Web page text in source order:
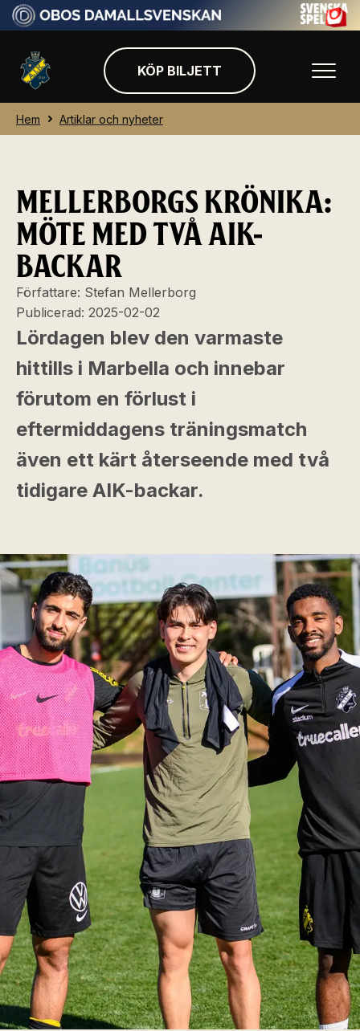
KÖP BILJETT
Hem Artiklar och nyheter
MELLERBORGS KRÖNIKA:
MÖTE MED TVÅ AIK-
BACKAR
Författare: Stefan Mellerborg
Publicerad: 2025-02-02
Lördagen blev den varmaste
hittills i Marbella och innebar
förutom en förlust i
eftermiddagens träningsmatch
även ett kärt återseende med två
tidigare AIK-backar.